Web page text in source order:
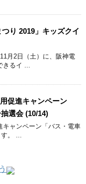
つり 2019」キッズクイ
月2日（土）に、阪神電
きるイ ...
促進キャンペーン
選会 (10/14)
キャンペーン「バス・電車
。 ...